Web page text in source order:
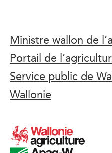
Ministre wallon de
Portail de
Service public de
Wallonie